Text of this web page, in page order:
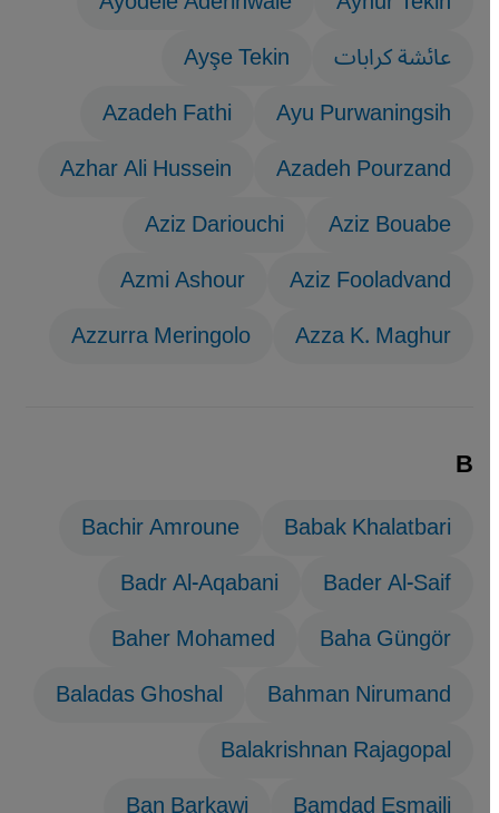
عائشة كرابات
Ayşe Tekin
Ayu Purwaningsih
Azadeh Fathi
Azadeh Pourzand
Azhar Ali Hussein
Aziz Bouabe
Aziz Dariouchi
Aziz Fooladvand
Azmi Ashour
Azza K. Maghur
Azzurra Meringolo
B
Babak Khalatbari
Bachir Amroune
Bader Al-Saif
Badr Al-Aqabani
Baha Güngör
Baher Mohamed
Bahman Nirumand
Baladas Ghoshal
Balakrishnan Rajagopal